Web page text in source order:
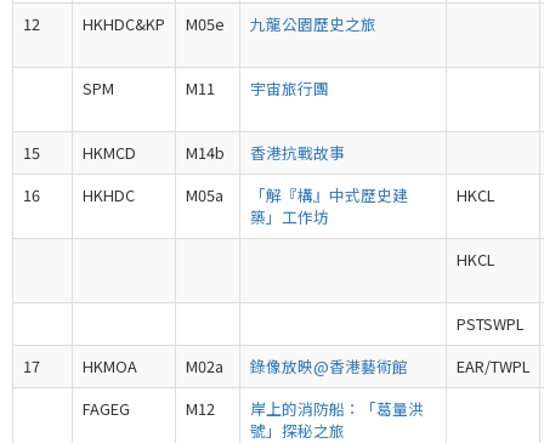
12
HKHDC&KP M05e 九龍公園歷史之旅
SPM M11 宇宙旅行團
15 HKMCD M14b
香港抗戰故事
16
HKHDC M05a
「解『構』中式歷史建
築」工作坊
HKCL
HKCL
PSTSWPL
17
HKMOA M02a 錄像放映@香港藝術館
EAR/TWPL
FAGEG
M12
岸上的消防船：「葛量洪
號」探秘之旅